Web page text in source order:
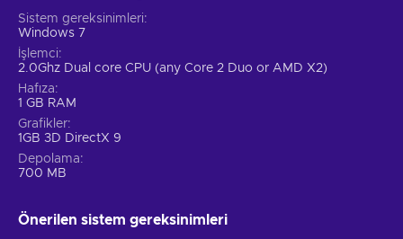
Sistem gereksinimleri
Windows 7
İşlemci
2.0Ghz Dual core CPU (any Core 2 Duo or AMD X2)
Hafıza
1 GB RAM
Grafikler
1GB 3D DirectX 9
Depolama
700 MB
Önerilen sistem gereksinimleri